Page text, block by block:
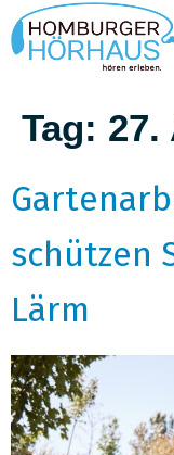
Tag: 27.
schützen
Lärm